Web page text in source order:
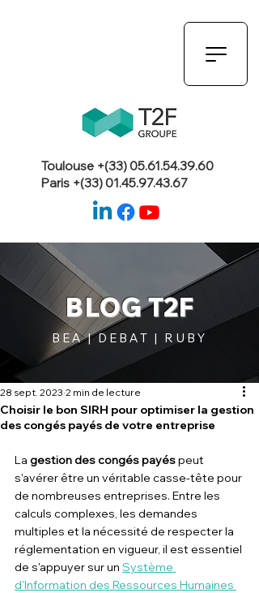
Toulouse +(33)05.61.54.39.60
Paris +(33)01.45.97.43.67
BLOG T2F
BEA | DEBAT | RUBY
Choisir le bon SIRH pour optimiser la gestion
des congés payés de votre entreprise
28 sept. 2023 2 min de lecture
La gestion des congés payés peut
s'avérer être un véritable casse-tête pour
de nombreuses entreprises. Entre les
calculs complexes, les demandes
multiples et la nécessité de respecter la
réglementation en vigueur, il est essentiel
de s'appuyer sur un Système
d'Information des Ressources Humaines